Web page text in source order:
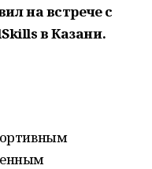
на встрече с
в Казани.